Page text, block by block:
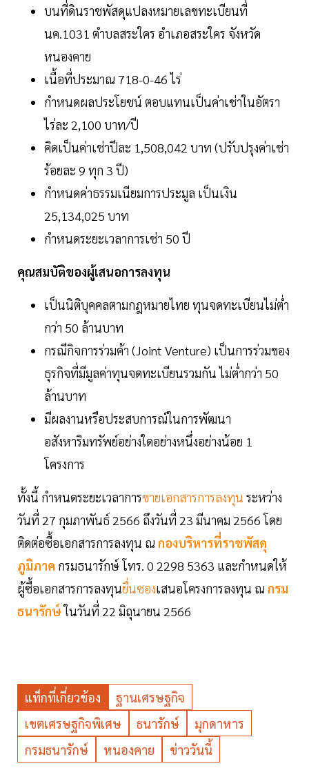
บนที่ดินราชพัสดุแปลงหมายเลขทะเบียนที่
นค.1031 ตำบลสระใคร อำเภอสระใคร จังหวัด
หนองคาย
เนื้อที่ประมาณ 718-0-46 ไร่
กำหนดผลประโยชน์ ตอบแทนเป็นค่าเช่าในอัตรา
ไร่ละ 2,100 บาท/ปี
คิดเป็นค่าเช่าปีละ 1,508,042 บาท (ปรับปรุงค่าเช่า
ร้อยละ 9 ทุก 3 ปี)
กำหนดค่าธรรมเนียมการประมูล เป็นเงิน
25,134,025 บาท
กำหนดระยะเวลาการเช่า 50 ปี
คุณสมบัติของผู้เสนอการลงทุน
เป็นนิติบุคคลตามกฎหมายไทย ทุนจดทะเบียนไม่ต่ำ
กว่า 50 ล้านบาท
กรณีกิจการร่วมค้า (Joint Venture) เป็นการร่วมของ
ธุรกิจที่มีมูลค่าทุนจดทะเบียนรวมกัน ไม่ต่ำกว่า 50
ล้านบาท
มีผลงานหรือประสบการณ์ในการพัฒนา
อสังหาริมทรัพย์อย่างใดอย่างหนึ่งอย่างน้อย 1
โครงการ
ทั้งนี้ กำหนดระยะเวลาการขายเอกสารการลงทุน ระหว่าง
วันที่ 27 กุมภาพันธ์ 2566 ถึงวันที่ 23 มีนาคม 2566 โดย
ติดต่อซื้อเอกสารการลงทุน ณ กองบริหารที่ราชพัสดุ
ภูมิภาค กรมธนารักษ์ โทร. 0 2298 5363 และกำหนดให้
ผู้ซื้อเอกสารการลงทุนยื่นซองเสนอโครงการลงทุน ณ กรม
ธนารักษ์ในวันที่ 22 มิถุนายน 2566
แท็กที่เกี่ยวข้อง
ฐานเศรษฐกิจ
เขตเศรษฐกิจพิเศษ
ธนารักษ์
มุกดาหาร
กรมธนารักษ์
หนองคาย ข่าววันนี้